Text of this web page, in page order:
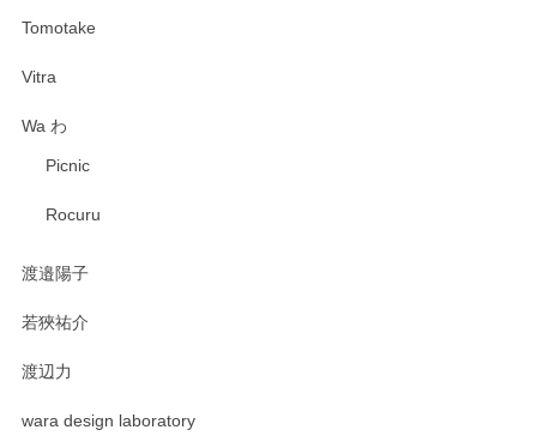
Tomotake
Vitra
Wa わ
Picnic
Rocuru
渡邉陽子
若狹祐介
渡辺力
wara design laboratory